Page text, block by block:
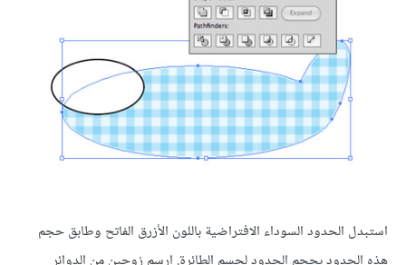
استبدل الحدود السوداء الافتراضية باللون الأزرق الفاتح وطابق حجم